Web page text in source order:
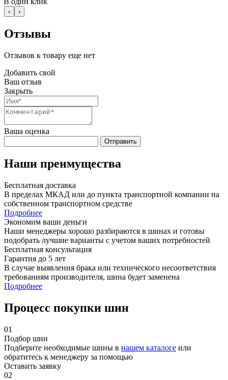
‹ ›
Отзывы
Отзывов к товару еще нет
Добавить свой
Ваш отзыв
Закрыть
Ваша оценка
Отправить
Наши преимущества
Бесплатная доставка
В пределах МКАД или до пункта транспортной компании на
собственном транспортном средстве
Подробнее
Экономим ваши деньги
Наши менеджеры хорошо разбираются в шинах и готовы
подобрать лучшие варианты с учетом ваших потребностей
Бесплатная консультация
Гарантия до 5 лет
В случае выявления брака или технического несоответствия
требованиям производителя, шина будет заменена
Подробнее
Процесс покупки шин
01
Подбор шин
Подберите необходимые шины в нашем каталоге или
обратитесь к менеджеру за помощью
Оставить заявку
02